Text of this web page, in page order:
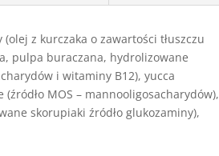
(olej z kurczaka o zawartości tłuszczu
pulpa buraczana, hydrolizowane
i witaminy B12), yucca
MOS – mannooligosacharydów),
skorupiaki źródło glukozaminy),